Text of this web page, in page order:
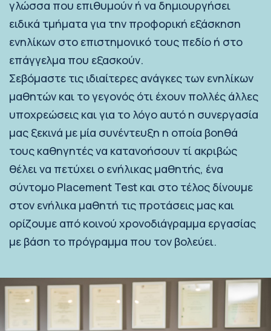
γλώσσα που επιθυμούν ή να δημιουργήσει
ειδικά τμήματα για την προφορική εξάσκηση
ενηλίκων στο επιστημονικό τους πεδίο ή στο
επάγγελμα που εξασκούν.
Σεβόμαστε τις ιδιαίτερες ανάγκες των ενηλίκων
μαθητών και το γεγονός ότι έχουν πολλές άλλες
υποχρεώσεις και για το λόγο αυτό η συνεργασία
μας ξεκινά με μία συνέντευξη η οποία βοηθά
τους καθηγητές να κατανοήσουν τί ακριβώς
θέλει να πετύχει ο ενήλικας μαθητής, ένα
σύντομο Placement Test και στο τέλος δίνουμε
στον ενήλικα μαθητή τις προτάσεις μας και
ορίζουμε από κοινού χρονοδιάγραμμα εργασίας
με βάση το πρόγραμμα που τον βολεύει.